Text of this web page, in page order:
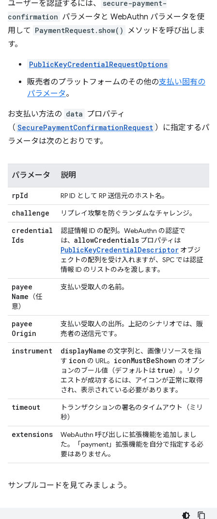
ユーザーを認証するには、
secure-payment-
confirmation パラメータと WebAuthn パラメータを使
用して PaymentRequest.show()
メソッドを呼び出しま
す。
PublicKeyCredentialRequestOptions
販売者のプラットフォームのその他の支払い固有の
パラメータ。
お支払い方法の data プロパティ
（ SecurePaymentConfirmationRequest ）に指定するパ
ラメータは次のとおりです。
パラメータ 説明
rpId RP ID として RP 送信元のホスト名。
challenge リプレイ攻撃を防ぐランダムなチャレンジ。
credential
Ids
認証情報 ID の配列。WebAuthn の認証で
は、 allowCredentials プロパティは
PublicKeyCredentialDescriptor オブジ
ェクトの配列を受け入れますが、SPC では認証
情報 ID のリストのみを渡します。
payee
Name （任
意）
支払い受取人の名前。
payee
Origin
支払い受取人の出所。上記のシナリオでは、販
売者の送信元です。
instrument displayName の文字列と、画像リソースを指
す icon の URL。 iconMustBeShown のオプシ
ョンのブール値（デフォルトは true）。リク
エストが成功するには、アイコンが正常に取得
され、表示されている必要があります。
timeout
トランザクションの署名のタイムアウト（ミリ
秒）
extensions
WebAuthn 呼び出しに拡張機能を追加しまし
た。「payment」拡張機能を自分で指定する必
要はありません。
サンプルコードを見てみましょう。